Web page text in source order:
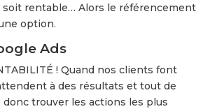
soit rentable… Alors le référencement
option.
Ads
! Quand nos clients font
à des résultats et tout de
donc trouver les actions les plus